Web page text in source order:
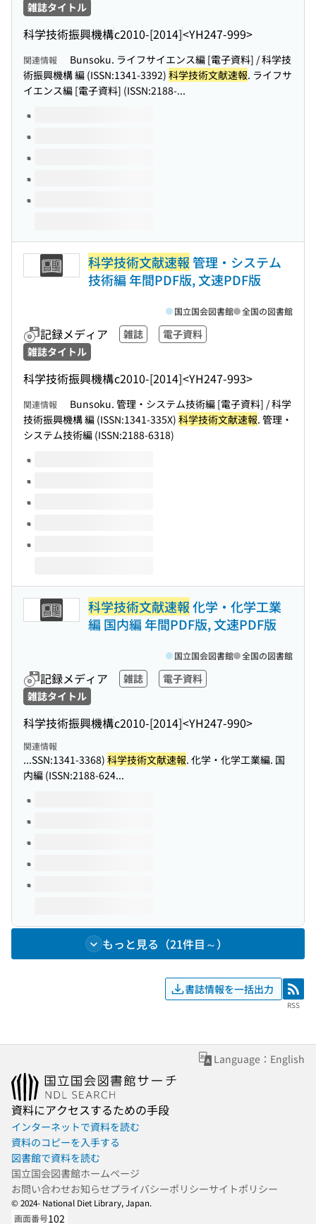
雑誌タイトル
科学技術振興機構c2010-[2014]<YH247-999>
関連情報
Bunsoku. ライフサイエンス編 [電子資料] / 科学技
術振興機構 編 (ISSN:1341-3392) 科学技術文献速報. ライフサ
イエンス編 [電子資料] (ISSN:2188-...
このタイトルの巻号
科学技術文献速報管理・システム
技術編 年間PDF版, 文速PDF版
記録メディア 雑誌
電子資料
雑誌タイトル
科学技術振興機構c2010-[2014]<YH247-993>
国立国会図書館 全国の図書館
関連情報
Bunsoku. 管理・システム技術編 [電子資料] / 科学
技術振興機構 編 (ISSN:1341-335X) 科学技術文献速報. 管理・
システム技術編 (ISSN:2188-6318)
このタイトルの巻号
科学技術文献速報化学・化学工業
編 国内編 年間PDF版, 文速PDF版
記録メディア 雑誌
電子資料
雑誌タイトル
科学技術振興機構c2010-[2014]<YH247-990>
国立国会図書館 全国の図書館
関連情報
...SSN:1341-3368) 科学技術文献速報. 化学・化学工業編. 国
内編 (ISSN:2188-624...
このタイトルの巻号
もっと見る（21件目～）
書誌情報を一括出力 RSS
RSS
Language：English
資料にアクセスするための手段
インターネットで資料を読む
資料のコピーを入手する
図書館で資料を読む
国立国会図書館ホームページ
お問い合わせお知らせプライバシーポリシーサイトポリシー
© 2024- National Diet Library, Japan.
画面番号102